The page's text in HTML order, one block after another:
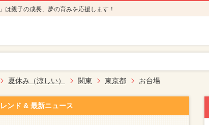
は親子の成長、夢の育みを応援します！
夏休み（涼しい） 関東 東京都 お台場
ンド & 最新ニュース